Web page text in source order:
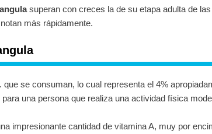
superan con creces la de su etapa adulta de las
más rápidamente.
se consuman, lo cual representa el 4%
una persona que realiza una actividad física
impresionante cantidad de vitamina A, muy por